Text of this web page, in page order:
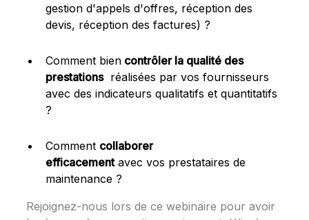
gestion d'appels d'offres, réception des
devis, réception des factures) ?
Comment bien contrôler la qualité des
prestationsréalisées par vos fournisseurs
avec des indicateurs qualitatifs et quantitatifs
?
Comment collaborer
efficacementavec vos prestataires de
maintenance ?
Rejoignez-nous lors de ce webinaire pour avoir